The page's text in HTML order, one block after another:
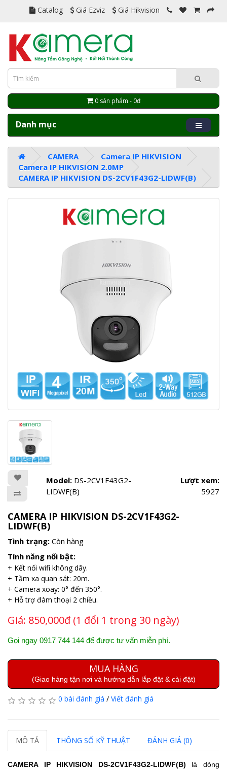
Catalog Giá Ezviz Giá Hikvision
0 sản phẩm - 0đ
Danh mục
CAMERA
Camera IP HIKVISION
Camera IP HIKVISION 2.0MP
CAMERA IP HIKVISION DS-2CV1F43G2-LIDWF(B)
Model: DS-2CV1F43G2-
LIDWF(B)
Lượt xem:
5927
CAMERA IP HIKVISION DS-2CV1F43G2-
LIDWF(B)
Tình trạng: Còn hàng
Tính năng nổi bật:
+ Kết nối wifi không dây.
+ Tầm xa quan sát: 20m.
+ Camera xoay: 0° đến 350°.
+ Hỗ trợ đàm thoại 2 chiều.
Giá: 850,000đ (1 đổi 1 trong 30 ngày)
Gọi ngay 0917 744 144 để được tư vấn miễn phí.
MUA HÀNG
(Giao hàng tận nơi và hướng dẫn lắp đặt & cài đặt)
0 bài đánh giá / Viết đánh giá
MÔ TẢ THÔNG SỐ KỸ THUẬT ĐÁNH GIÁ (0)
CAMERA IP HIKVISION DS-2CV1F43G2-LIDWF(B) là dòng